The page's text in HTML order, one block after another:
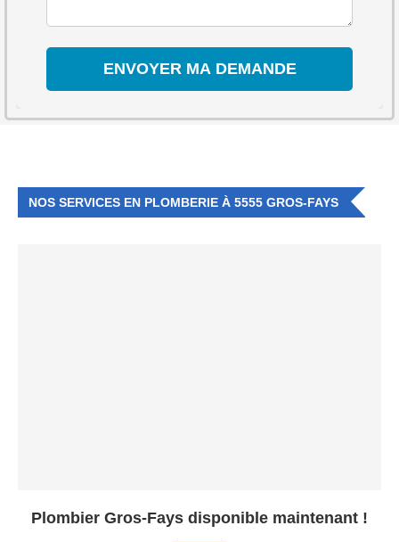
NOS SERVICES EN PLOMBERIE À 5555 GROS-FAYS
Plombier Gros-Fays disponible maintenant !